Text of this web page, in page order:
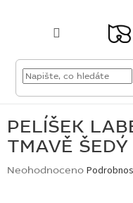
VELKOODBĚRATEL
PSY
KOČKY
PELÍŠEK
TMAVĚ ŠEDÝ
Průměrné
Neohodnoceno